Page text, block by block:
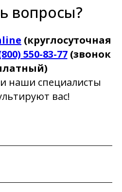
вопросы?
(круглосуточная
550-83-77(звонок
наши специалисты
вас!